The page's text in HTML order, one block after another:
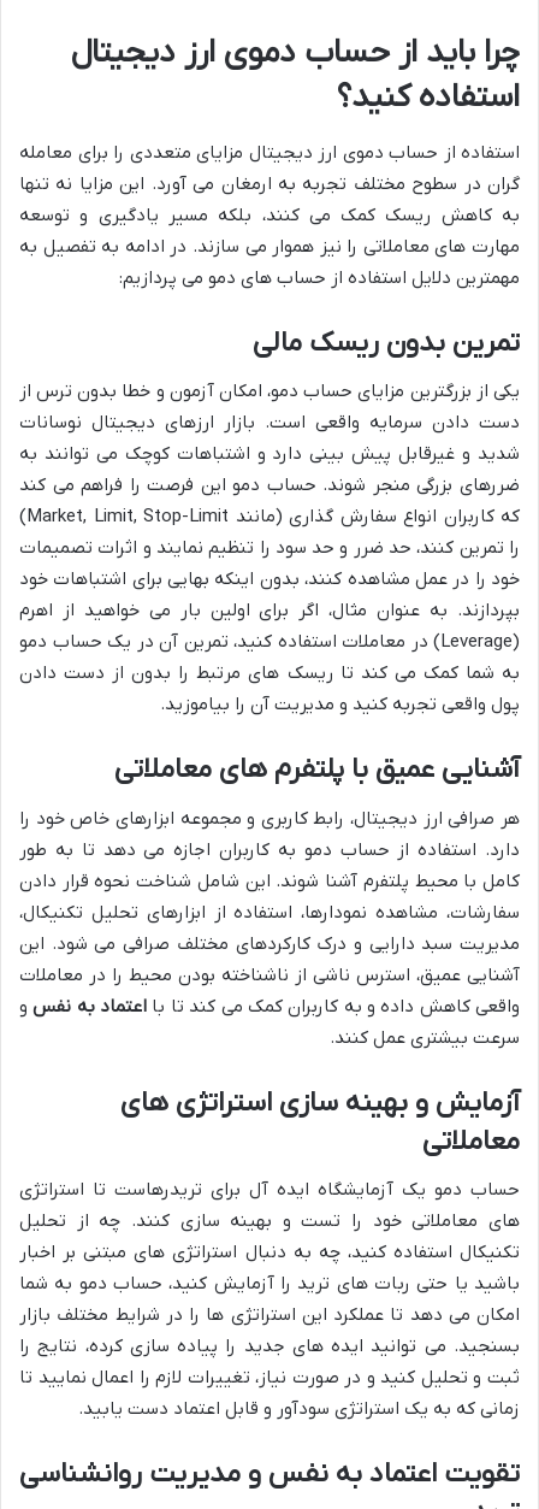
چرا باید از حساب دموی ارز دیجیتال
استفاده کنید؟
استفاده از حساب دموی ارز دیجیتال مزایای متعددی را برای معامله
گران در سطوح مختلف تجربه به ارمغان می آورد. این مزایا نه تنها
به کاهش ریسک کمک می کنند، بلکه مسیر یادگیری و توسعه
مهارت های معاملاتی را نیز هموار می سازند. در ادامه به تفصیل به
مهمترین دلایل استفاده از حساب های دمو می پردازیم:
تمرین بدون ریسک مالی
یکی از بزرگترین مزایای حساب دمو، امکان آزمون و خطا بدون ترس از
دست دادن سرمایه واقعی است. بازار ارزهای دیجیتال نوسانات
شدید و غیرقابل پیش بینی دارد و اشتباهات کوچک می توانند به
ضررهای بزرگی منجر شوند. حساب دمو این فرصت را فراهم می کند
که کاربران انواع سفارش گذاری (مانند Market, Limit, Stop-Limit)
را تمرین کنند، حد ضرر و حد سود را تنظیم نمایند و اثرات تصمیمات
خود را در عمل مشاهده کنند، بدون اینکه بهایی برای اشتباهات خود
بپردازند. به عنوان مثال، اگر برای اولین بار می خواهید از اهرم
(Leverage) در معاملات استفاده کنید، تمرین آن در یک حساب دمو
به شما کمک می کند تا ریسک های مرتبط را بدون از دست دادن
پول واقعی تجربه کنید و مدیریت آن را بیاموزید.
آشنایی عمیق با پلتفرم های معاملاتی
هر صرافی ارز دیجیتال، رابط کاربری و مجموعه ابزارهای خاص خود را
دارد. استفاده از حساب دمو به کاربران اجازه می دهد تا به طور
کامل با محیط پلتفرم آشنا شوند. این شامل شناخت نحوه قرار دادن
سفارشات، مشاهده نمودارها، استفاده از ابزارهای تحلیل تکنیکال،
مدیریت سبد دارایی و درک کارکردهای مختلف صرافی می شود. این
آشنایی عمیق، استرس ناشی از ناشناخته بودن محیط را در معاملات
واقعی کاهش داده و به کاربران کمک می کند تا با اعتماد به نفسو
سرعت بیشتری عمل کنند.
آزمایش و بهینه سازی استراتژی های
معاملاتی
حساب دمو یک آزمایشگاه ایده آل برای تریدرهاست تا استراتژی
های معاملاتی خود را تست و بهینه سازی کنند. چه از تحلیل
تکنیکال استفاده کنید، چه به دنبال استراتژی های مبتنی بر اخبار
باشید یا حتی ربات های ترید را آزمایش کنید، حساب دمو به شما
امکان می دهد تا عملکرد این استراتژی ها را در شرایط مختلف بازار
بسنجید. می توانید ایده های جدید را پیاده سازی کرده، نتایج را
ثبت و تحلیل کنید و در صورت نیاز، تغییرات لازم را اعمال نمایید تا
زمانی که به یک استراتژی سودآور و قابل اعتماد دست یابید.
تقویت اعتماد به نفس و مدیریت روانشناسی